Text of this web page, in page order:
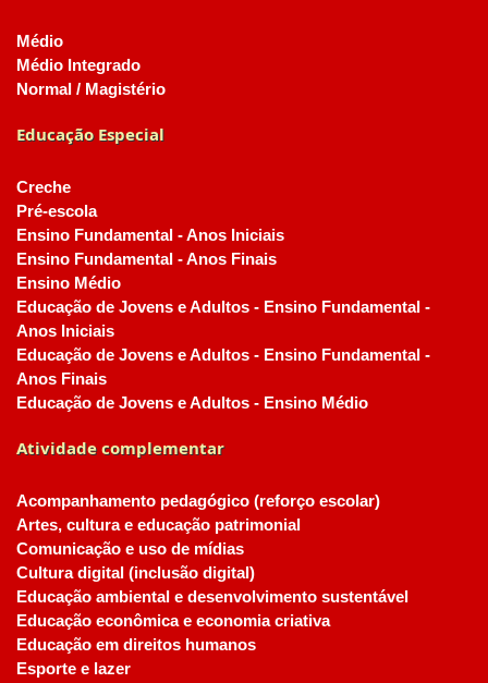
Médio
Médio Integrado
Normal / Magistério
Educação Especial
Creche
Pré-escola
Ensino Fundamental - Anos Iniciais
Ensino Fundamental - Anos Finais
Ensino Médio
Educação de Jovens e Adultos - Ensino Fundamental -
Anos Iniciais
Educação de Jovens e Adultos - Ensino Fundamental -
Anos Finais
Educação de Jovens e Adultos - Ensino Médio
Atividade complementar
Acompanhamento pedagógico (reforço escolar)
Artes, cultura e educação patrimonial
Comunicação e uso de mídias
Cultura digital (inclusão digital)
Educação ambiental e desenvolvimento sustentável
Educação econômica e economia criativa
Educação em direitos humanos
Esporte e lazer